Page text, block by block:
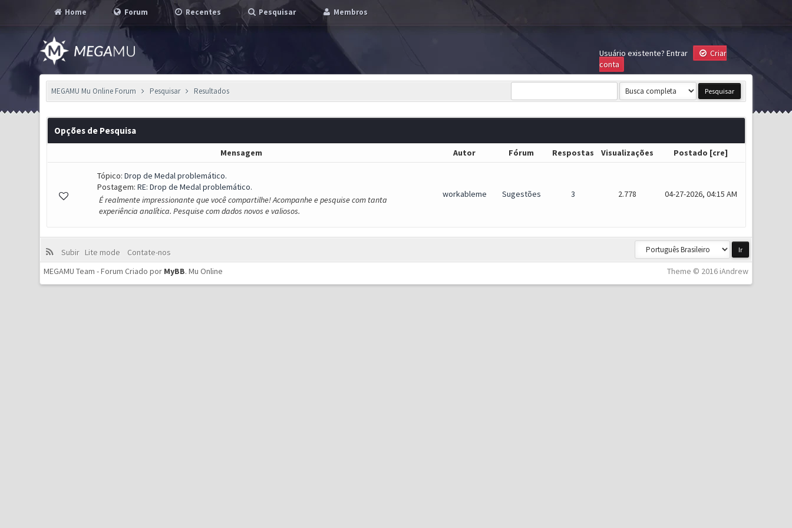
Home Forum Recentes Pesquisar Membros
Usuário existente? Entrar
Criar
conta
MEGAMU Mu Online Forum Pesquisar Resultados
Opções de Pesquisa
Mensagem Autor Fórum Respostas Visualizações Postado [cre]
Tópico: Drop de Medal problemático.
Postagem: RE: Drop de Medal problemático.
É realmente impressionante que você compartilhe! Acompanhe e pesquise com tanta
experiência analítica. Pesquise com dados novos e valiosos.
workableme Sugestões 3 2.778 04-27-2026, 04:15 AM
Subir Lite mode
Contate-nos
Theme © 2016 iAndrew
MEGAMU Team - Forum Criado por MyBB.Mu Online